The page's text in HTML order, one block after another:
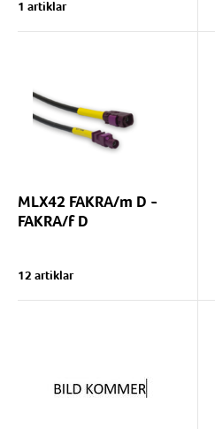
1 artiklar
MLX42 FAKRA/m D -
FAKRA/f D
12 artiklar